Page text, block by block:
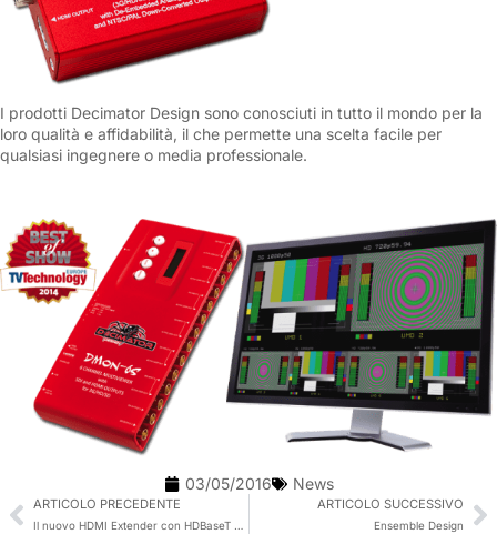
I prodotti Decimator Design sono conosciuti in tutto il mondo per la
loro qualità e affidabilità, il che permette una scelta facile per
qualsiasi ingegnere o media professionale.
03/05/2016 News
ARTICOLO PRECEDENTE ARTICOLO SUCCESSIVO
Ensemble Design